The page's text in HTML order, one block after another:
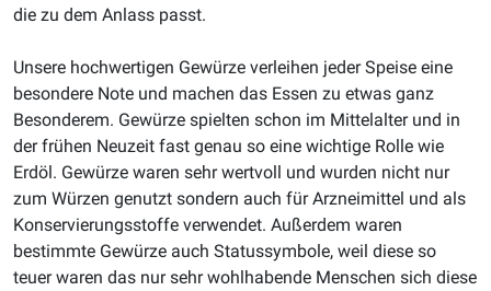
die zu dem Anlass passt.
Unsere hochwertigen Gewürze verleihen jeder Speise eine
besondere Note und machen das Essen zu etwas ganz
Besonderem. Gewürze spielten schon im Mittelalter und in
der frühen Neuzeit fast genau so eine wichtige Rolle wie
Erdöl. Gewürze waren sehr wertvoll und wurden nicht nur
zum Würzen genutzt sondern auch für Arzneimittel und als
Konservierungsstoffe verwendet. Außerdem waren
bestimmte Gewürze auch Statussymbole, weil diese so
teuer waren das nur sehr wohlhabende Menschen sich diese